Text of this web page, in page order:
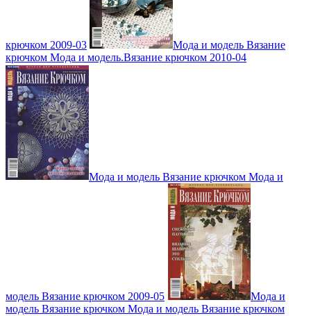
крючком 2009-03
Мода и модель Вязание
крючком Мода и модель.Вязание крючком 2010-04
Мода и модель Вязание крючком Мода и
модель Вязание крючком 2009-05
Мода и
модель Вязание крючком Мода и модель Вязание крючком